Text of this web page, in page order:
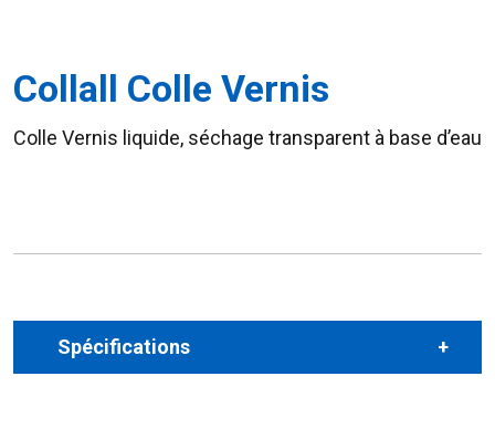
Collall Colle Vernis
Colle Vernis liquide, séchage transparent à base d’eau
Spécifications